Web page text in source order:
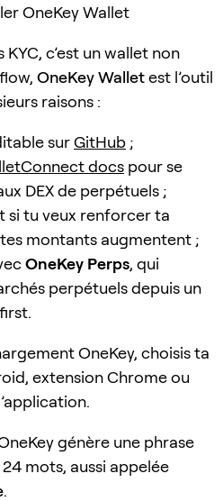
OneKey Wallet
c’est un wallet non
OneKey Walletest l’outil
raisons :
surGitHub ;
docs pour se
DEX de perpétuels ;
si tu veux renforcer ta
montants augmentent ;
OneKey Perps, qui
perpétuels depuis un
OneKey, choisis ta
extension Chrome ou
génère une phrase
mots, aussi appelée
.